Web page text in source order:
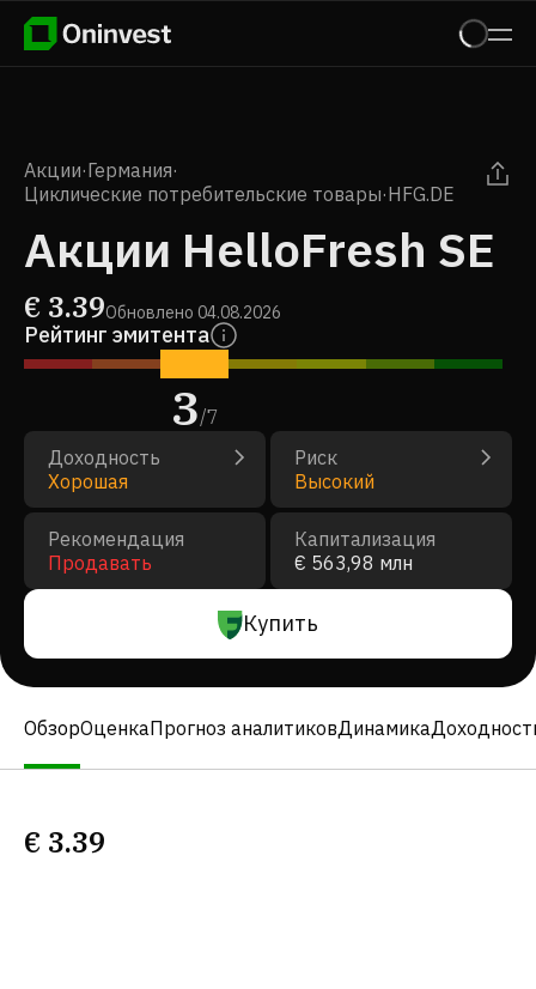
Акции·Германия·
Циклические потребительские товары·HFG.DE
Акции HelloFresh SE
€ 3.39Обновлено 04.08.2026
Рейтинг эмитента
3/7
Доходность
Хорошая
Риск
Высокий
Рекомендация
Продавать
Капитализация
€ 563,98 млн
Купить
ОбзорОценкаПрогноз аналитиковДинамика
€ 3.39